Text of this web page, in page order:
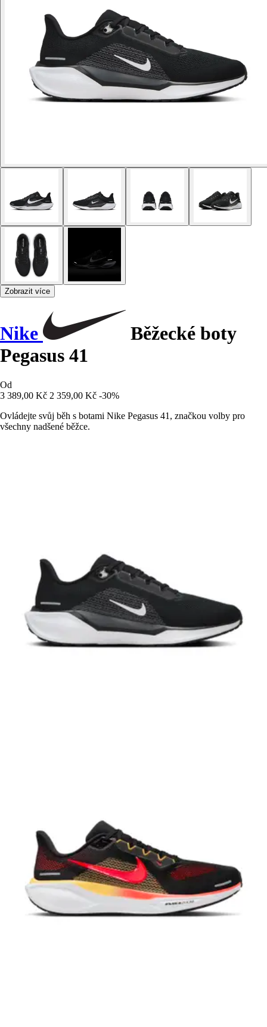
Zobrazit více
Nike
Běžecké boty
Pegasus 41
Od
3 389,00 Kč 2 359,00 Kč -30%
Ovládejte svůj běh s botami Nike Pegasus 41, značkou volby pro
všechny nadšené běžce.